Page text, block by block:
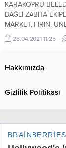
KARAKÖPRÜ
BAĞLI ZABITA
MARKET, FIRIN,
İŞLETMELERİ,
KUAFÖRLERDE
YÖNELİK DENETİM
28.04.2021 11:25
Hakkımızda
Gizlilik Politikası